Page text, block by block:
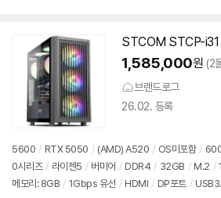
STCOM STCP-
1,585,000원 (2
브랜드로그
26.02. 등록
5600 / RTX 5050 / (AMD) A520 / OS미포함 /
0시리즈 / 라이젠5 / 버미어 / DDR4 / 32GB / M.2 /
메모리: 8GB / 1Gbps 유선 / HDMI / DP포트 /